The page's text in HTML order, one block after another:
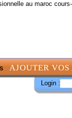
au maroc
AJOUTER VOS
Login :